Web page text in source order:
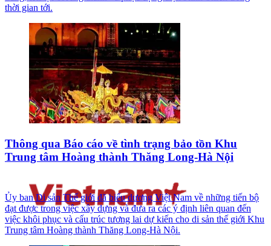
thời gian tới.
Thông qua Báo cáo về tình trạng bảo tồn Khu
Trung tâm Hoàng thành Thăng Long-Hà Nội
Ủy ban Di sản Thế giới đã biểu dương Việt Nam về những tiến bộ
đạt được trong việc xây dựng và đưa ra các ý định liên quan đến
việc khôi phục và cấu trúc tương lai dự kiến cho di sản thế giới Khu
Trung tâm Hoàng thành Thăng Long-Hà Nội.